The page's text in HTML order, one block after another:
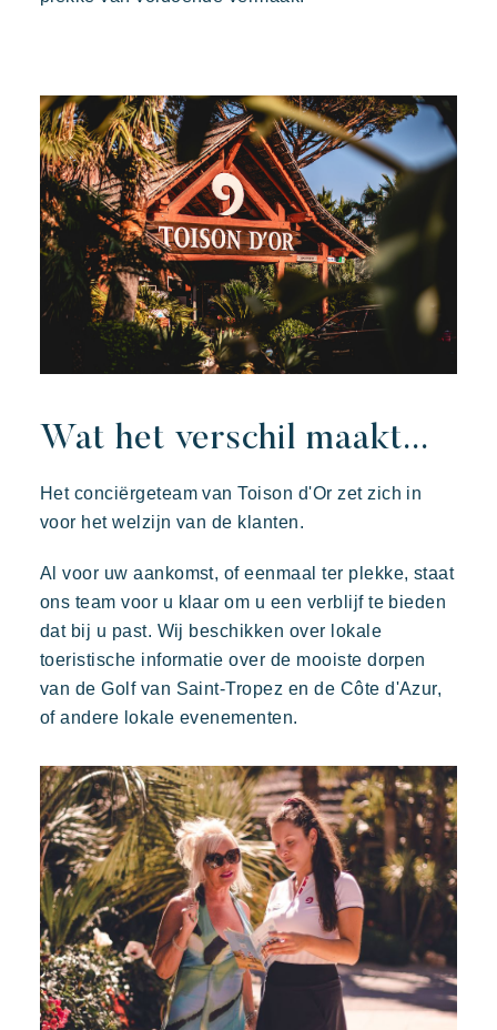
Een idyllische omgeving direct gelegen aan het beroemde
strand van Pampelonne
Toison d'or
Elegant Authentiek Vertrouwelijk
Een wild en kleurrijk paradijs
Wat het verschil maakt...
Het conciërgeteam van Toison d'Or zet zich in
voor het welzijn van de klanten.
Al voor uw aankomst, of eenmaal ter plekke, staat
ons team voor u klaar om u een verblijf te bieden
dat bij u past. Wij beschikken over lokale
toeristische informatie over de mooiste dorpen
van de Golf van Saint-Tropez en de Côte d'Azur,
of andere lokale evenementen.